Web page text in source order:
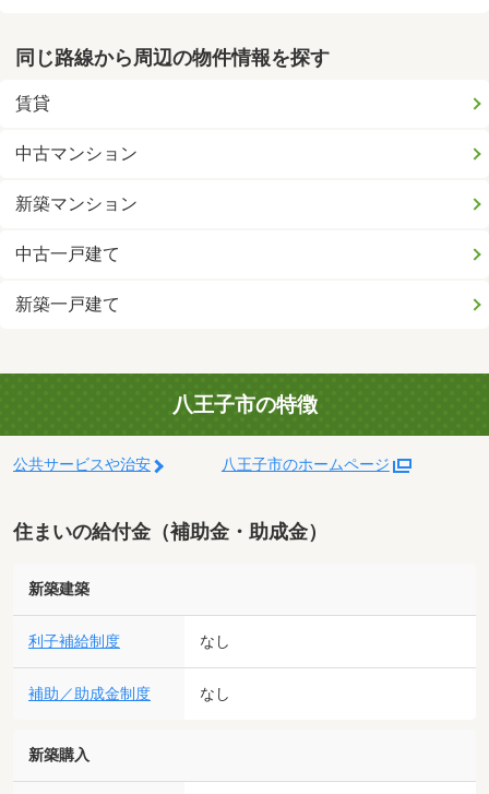
同じ路線から周辺の物件情報を探す
賃貸
中古マンション
新築マンション
中古一戸建て
新築一戸建て
八王子市の特徴
公共サービスや治安 八王子市のホームページ
住まいの給付金（補助金・助成金）
新築建築
利子補給制度 なし
補助／助成金制度 なし
新築購入